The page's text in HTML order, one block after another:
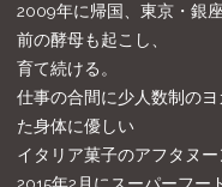
2009年に帰国、東京・銀
前の酵母も起こし、
育て続ける。
仕事の合間に少人数制の
た身体に優しい
イタリア菓子のアフタヌー